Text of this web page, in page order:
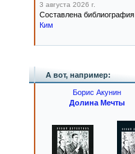
3 августа 2026 г.
Составлена библиография
Ким
А вот, например:
Борис Акунин
Долина Мечты